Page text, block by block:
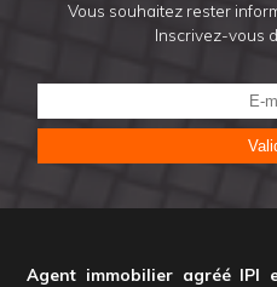
Vous souhaitez rester
Inscrivez-vous
Agent immobilier agréé IPI